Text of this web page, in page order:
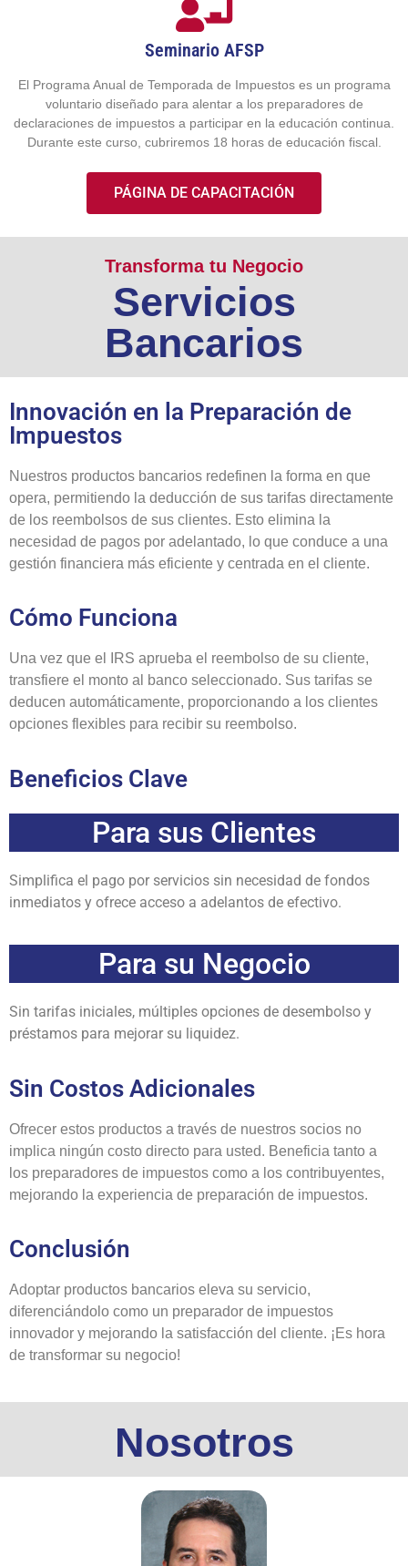
Seminario AFSP
El Programa Anual de Temporada de Impuestos es un programa
voluntario diseñado para alentar a los preparadores de
declaraciones de impuestos a participar en la educación continua.
Durante este curso, cubriremos 18 horas de educación fiscal.
PÁGINA DE CAPACITACIÓN
Transforma tu Negocio
Servicios
Bancarios
Innovación en la Preparación de
Impuestos
Nuestros productos bancarios redefinen la forma en que
opera, permitiendo la deducción de sus tarifas directamente
de los reembolsos de sus clientes. Esto elimina la
necesidad de pagos por adelantado, lo que conduce a una
gestión financiera más eficiente y centrada en el cliente.
Cómo Funciona
Una vez que el IRS aprueba el reembolso de su cliente,
transfiere el monto al banco seleccionado. Sus tarifas se
deducen automáticamente, proporcionando a los clientes
opciones flexibles para recibir su reembolso.
Beneficios Clave
Para sus Clientes
Simplifica el pago por servicios sin necesidad de fondos
inmediatos y ofrece acceso a adelantos de efectivo.
Para su Negocio
Sin tarifas iniciales, múltiples opciones de desembolso y
préstamos para mejorar su liquidez.
Sin Costos Adicionales
Ofrecer estos productos a través de nuestros socios no
implica ningún costo directo para usted. Beneficia tanto a
los preparadores de impuestos como a los contribuyentes,
mejorando la experiencia de preparación de impuestos.
Conclusión
Adoptar productos bancarios eleva su servicio,
diferenciándolo como un preparador de impuestos
innovador y mejorando la satisfacción del cliente. ¡Es hora
de transformar su negocio!
Nosotros